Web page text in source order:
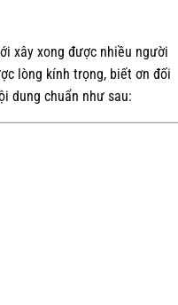
xây xong được nhiều người
lòng kính trọng, biết ơn đối
dung chuẩn như sau: